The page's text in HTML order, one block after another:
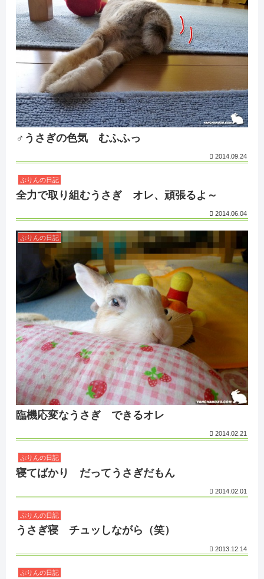
♂うさぎの色気 むふふっ
2014.09.24
ぷりんの日記
全力で取り組むうさぎ オレ、頑張るよ～
2014.06.04
ぷりんの日記
臨機応変なうさぎ できるオレ
2014.02.21
ぷりんの日記
寝てばかり だってうさぎだもん
2014.02.01
ぷりんの日記
うさぎ寝 チュッしながら（笑）
2013.12.14
ぷりんの日記